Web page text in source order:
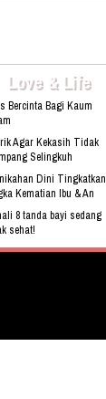
Love & Life
Bercinta Bagi Kaum
Agar Kekasih Tidak
Selingkuh
Dini Tingkatkan
Kematian Ibu & An
8 tanda bayi sedang
sehat!
Mengalami Mimpi